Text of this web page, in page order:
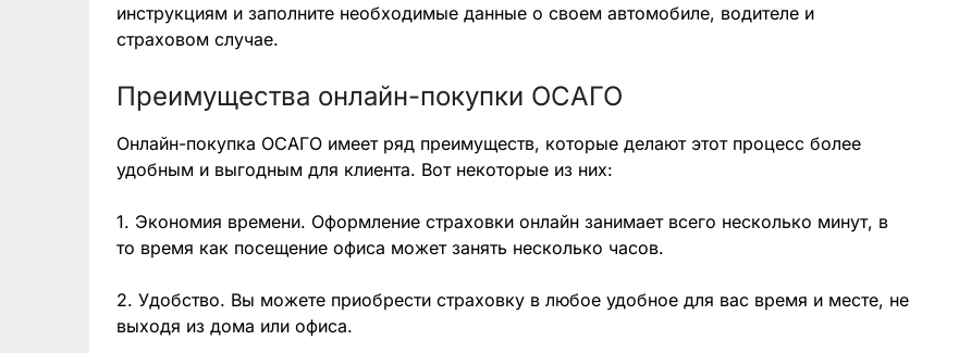
инструкциям и заполните необходимые данные о своем автомобиле, водителе и
страховом случае.
Преимущества онлайн-покупки ОСАГО
Онлайн-покупка ОСАГО имеет ряд преимуществ, которые делают этот процесс более
удобным и выгодным для клиента. Вот некоторые из них:
1. Экономия времени. Оформление страховки онлайн занимает всего несколько минут, в
то время как посещение офиса может занять несколько часов.
2. Удобство. Вы можете приобрести страховку в любое удобное для вас время и месте, не
выходя из дома или офиса.